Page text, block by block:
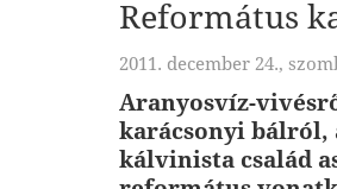
Református
2011. december 24.,
Aranyosvíz-
karácsonyi
kálvinista család